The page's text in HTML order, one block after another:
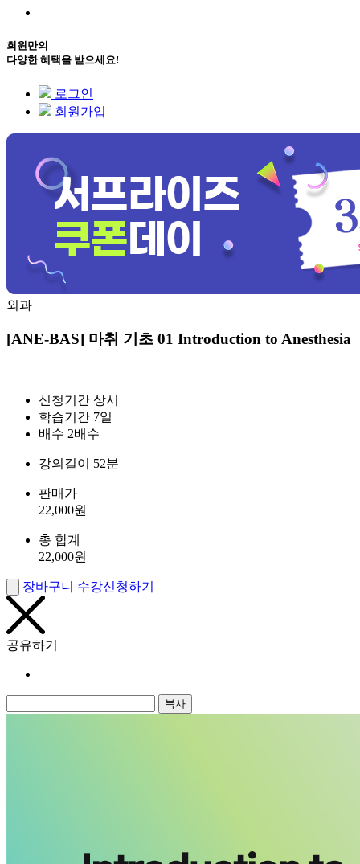
회원만의
다양한 혜택을 받으세요!
로그인
회원가입
외과
[ANE-BAS] 마취 기초 01 Introduction to Anesthesia
신청기간 상시
학습기간 7일
배수 2배수
강의길이 52분
판매가
22,000원
총 합계
22,000원
장바구니 수강신청하기
공유하기
복사